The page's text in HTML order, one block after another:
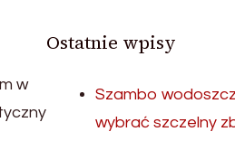
w
Ostatnie wpisy
Szambo
wybrać szczelny